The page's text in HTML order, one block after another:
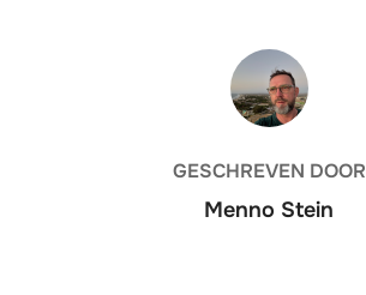
BERICHTAUTEUR
GESCHREVEN DOOR
Menno Stein